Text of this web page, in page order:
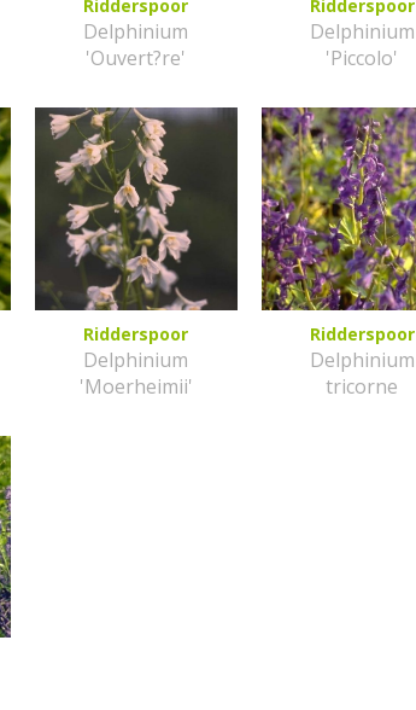
Ridderspoor
Delphinium
'Ouvert?re'
Ridderspoor
Delphinium
'Piccolo'
Ridderspoor
Delphinium
'Moerheimii'
Ridderspoor
Delphinium
tricorne